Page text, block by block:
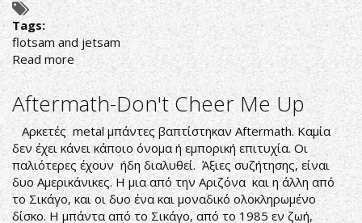
Tags:
flotsam and jetsam
Read more about
FLOTSAM
AND
JETSAM:
NEO
VIDEO
ΜΕ
ΟΛΟΚΛΗΡΗ
ΤΗ
ΣΥΝΑΥΛΙΑ
Aftermath-Don't Cheer Me Up
Αρκετές metal μπάντες βαπτίστηκαν Aftermath. Καμία
δεν έχει κάνει κάποιο όνομα ή εμπορική επιτυχία. Οι
παλιότερες έχουν ήδη διαλυθεί. Άξιες συζήτησης, είναι
δυο Αμερικάνικες. Η μια από την Αριζόνα και η άλλη από
το Σικάγο, και οι δυο ένα και μοναδικό ολοκληρωμένο
δίσκο. Η μπάντα από το Σικάγο, από το 1985 εν ζωή,